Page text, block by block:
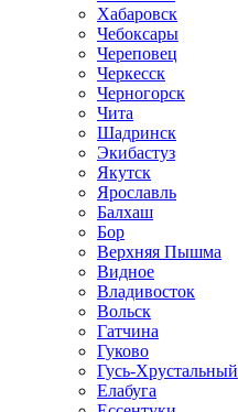
Хабаровск
Чебоксары
Череповец
Черкесск
Черногорск
Чита
Шадринск
Экибастуз
Якутск
Ярославль
Балхаш
Бор
Верхняя Пышма
Видное
Владивосток
Вольск
Гатчина
Гуково
Гусь-Хрустальный
Елабуга